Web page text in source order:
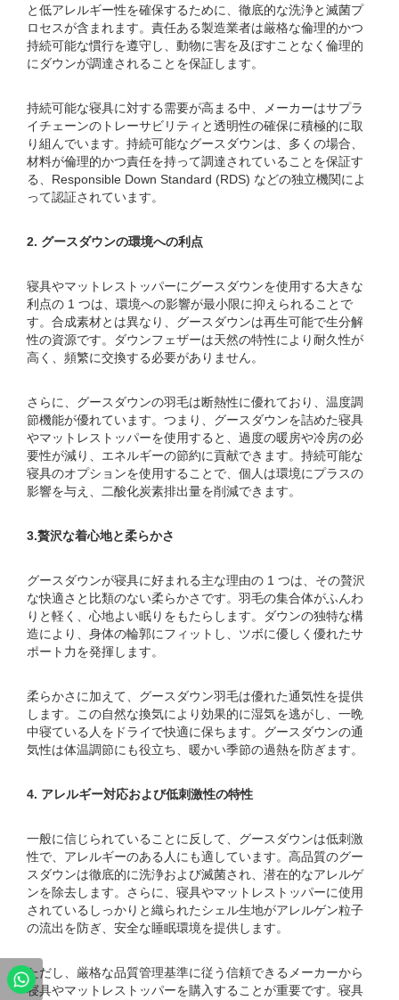
と低アレルギー性を確保するために、徹底的な洗浄と滅菌プ
ロセスが含まれます。責任ある製造業者は厳格な倫理的かつ
持続可能な慣行を遵守し、動物に害を及ぼすことなく倫理的
にダウンが調達されることを保証します。
持続可能な寝具に対する需要が高まる中、メーカーはサプラ
イチェーンのトレーサビリティと透明性の確保に積極的に取
り組んでいます。持続可能なグースダウンは、多くの場合、
材料が倫理的かつ責任を持って調達されていることを保証す
る、Responsible Down Standard (RDS) などの独立機関によ
って認証されています。
2. グースダウンの環境への利点
寝具やマットレストッパーにグースダウンを使用する大きな
利点の 1 つは、環境への影響が最小限に抑えられることで
す。合成素材とは異なり、グースダウンは再生可能で生分解
性の資源です。ダウンフェザーは天然の特性により耐久性が
高く、頻繁に交換する必要がありません。
さらに、グースダウンの羽毛は断熱性に優れており、温度調
節機能が優れています。つまり、グースダウンを詰めた寝具
やマットレストッパーを使用すると、過度の暖房や冷房の必
要性が減り、エネルギーの節約に貢献できます。持続可能な
寝具のオプションを使用することで、個人は環境にプラスの
影響を与え、二酸化炭素排出量を削減できます。
3.贅沢な着心地と柔らかさ
グースダウンが寝具に好まれる主な理由の 1 つは、その贅沢
な快適さと比類のない柔らかさです。羽毛の集合体がふんわ
りと軽く、心地よい眠りをもたらします。ダウンの独特な構
造により、身体の輪郭にフィットし、ツボに優しく優れたサ
ポート力を発揮します。
柔らかさに加えて、グースダウン羽毛は優れた通気性を提供
します。この自然な換気により効果的に湿気を逃がし、一晩
中寝ている人をドライで快適に保ちます。グースダウンの通
気性は体温調節にも役立ち、暖かい季節の過熱を防ぎます。
4. アレルギー対応および低刺激性の特性
一般に信じられていることに反して、グースダウンは低刺激
性で、アレルギーのある人にも適しています。高品質のグー
スダウンは徹底的に洗浄および滅菌され、潜在的なアレルゲ
ンを除去します。さらに、寝具やマットレストッパーに使用
されているしっかりと織られたシェル生地がアレルゲン粒子
の流出を防ぎ、安全な睡眠環境を提供します。
ただし、厳格な品質管理基準に従う信頼できるメーカーから
寝具やマットレストッパーを購入することが重要です。寝具